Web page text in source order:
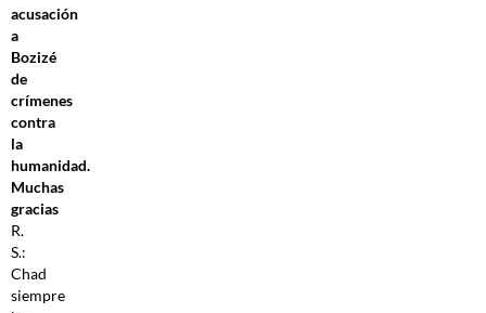
acusación
a
Bozizé
de
crímenes
contra
la
humanidad.
Muchas
gracias
R.
S.:
Chad
siempre